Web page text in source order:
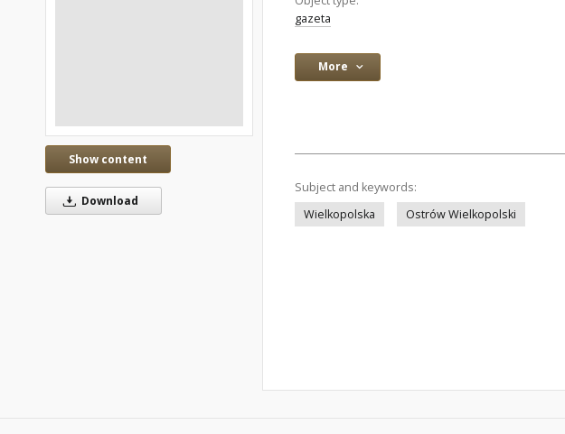
Show content
Download
gazeta
More
Subject and keywords:
Wielkopolska
Ostrów Wielkopolski